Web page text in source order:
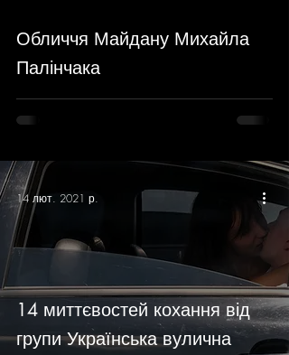
Обличчя Майдану Михайла
Палінчака
14 миттєвостей кохання від
групи Українська вулична
14 лют. 2021 р.